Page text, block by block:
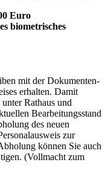
Euro
biometrisches
mit der Dokumenten-
erhalten. Damit
Rathaus und
Bearbeitungsstand
des neuen
zur
können Sie auch
(Vollmacht zum